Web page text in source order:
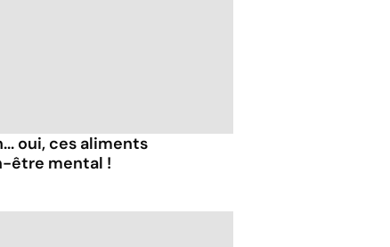
oui, ces aliments
être mental !